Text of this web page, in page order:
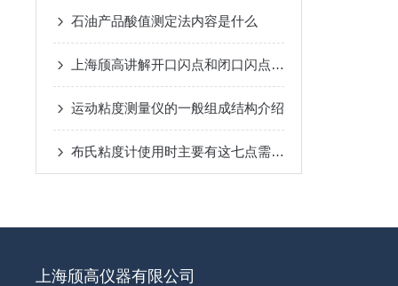
石油产品酸值测定法内容是什么
上海颀高讲解开口闪点和闭口闪点的区别
运动粘度测量仪的一般组成结构介绍
布氏粘度计使用时主要有这七点需要注意
上海颀高仪器有限公司